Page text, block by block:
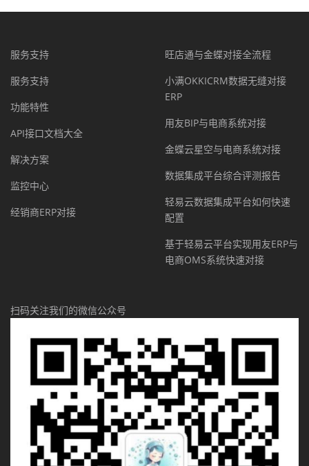
服务支持
服务支持
功能特性
API接口文档大全
解决方案
监控中心
经销商ERP对接
旺店通与金蝶对接全流程
小满OKKICRM数据无缝对接
ERP
用友BIP与电商系统对接
金蝶云星空与电商系统对接
数据集成平台综合评测报告
轻易云数据集成平台如何快速
配置
基于轻易云平台实现用友ERP与
电商OMS系统快速对接
扫码关注我们的微信公众号